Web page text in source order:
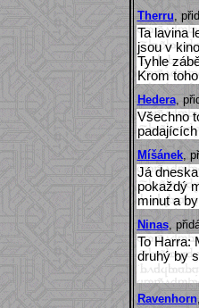
Therru ,
Ta lavina
jsou v
Tyhle
Krom
Hedera,
Všechno
Míšánek,
Já
pokaždý
minut a
Ninas,
To Harra:
druhý by
Ravenhorn